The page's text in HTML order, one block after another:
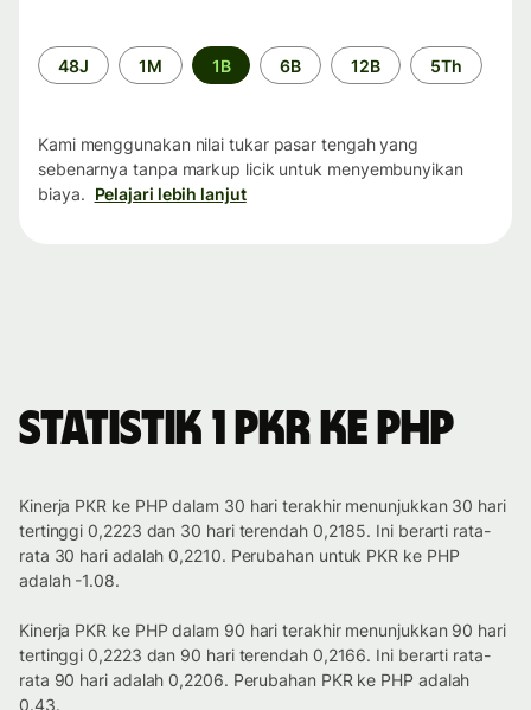
Periode
waktu
48J 1M 1B 6B 12B 5Th
Kami menggunakan nilai tukar pasar tengah yang
sebenarnya tanpa markup licik untuk menyembunyikan
biaya. Pelajari lebih lanjut
Statistik 1 PKR ke PHP
Kinerja PKR ke PHP dalam 30 hari terakhir menunjukkan 30 hari
tertinggi 0,2223 dan 30 hari terendah 0,2185. Ini berarti rata-
rata 30 hari adalah 0,2210. Perubahan untuk PKR ke PHP
adalah -1.08.
Kinerja PKR ke PHP dalam 90 hari terakhir menunjukkan 90 hari
tertinggi 0,2223 dan 90 hari terendah 0,2166. Ini berarti rata-
rata 90 hari adalah 0,2206. Perubahan PKR ke PHP adalah
0.43.